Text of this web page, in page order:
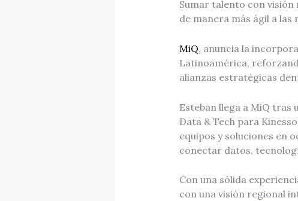
Sumar talento con
de manera más ágil a
MiQ, anuncia la
Latinoamérica,
alianzas estratégicas
Esteban llega a MiQ tras
Data & Tech para
equipos y soluciones en
conectar datos,
Con una sólida
con una visión regional